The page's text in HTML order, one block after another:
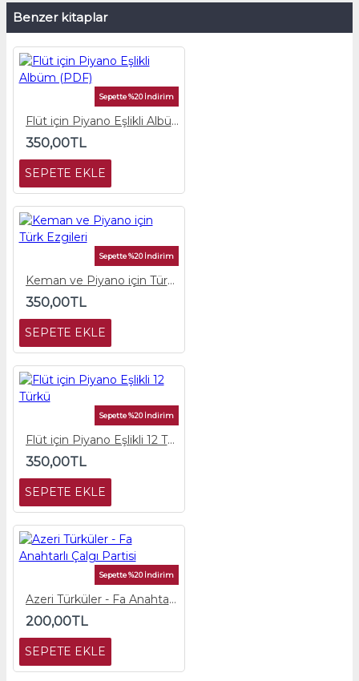
Benzer kitaplar
Sepette %20 İndirim
Flüt için Piyano Eşlikli Albüm (PDF)
350,00TL
SEPETE EKLE
Sepette %20 İndirim
Keman ve Piyano için Türk Ezgileri
350,00TL
SEPETE EKLE
Sepette %20 İndirim
Flüt için Piyano Eşlikli 12 Türkü
350,00TL
SEPETE EKLE
Sepette %20 İndirim
Azeri Türküler - Fa Anahtarlı Çalgı Partisi
200,00TL
SEPETE EKLE